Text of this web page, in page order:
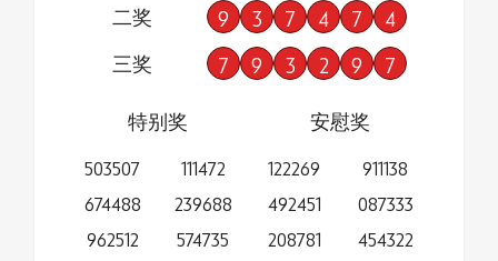
二奖 9 3 7 4 7 4
三奖 7 9 3 2 9 7
特别奖
503507
674488
962512
111472
239688
574735
安慰奖
122269
492451
208781
911138
087333
454322